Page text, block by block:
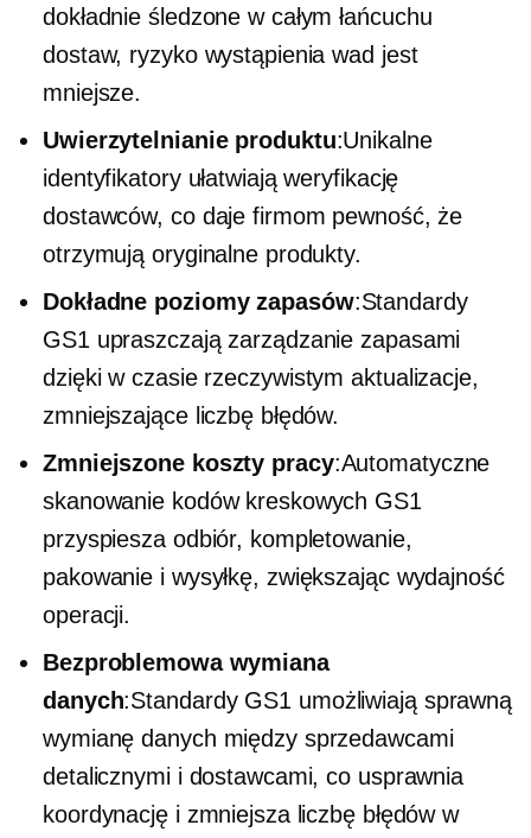
dokładnie śledzone w całym łańcuchu
dostaw, ryzyko wystąpienia wad jest
mniejsze.
Uwierzytelnianie produktu:Unikalne
identyfikatory ułatwiają weryfikację
dostawców, co daje firmom pewność, że
otrzymują oryginalne produkty.
Dokładne poziomy zapasów:Standardy
GS1 upraszczają zarządzanie zapasami
dziękiw czasie rzeczywistym aktualizacje,
zmniejszające liczbę błędów.
Zmniejszone koszty pracy:Automatyczne
skanowanie kodów kreskowych GS1
przyspiesza odbiór, kompletowanie,
pakowanie i wysyłkę, zwiększając wydajność
operacji.
Bezproblemowa wymiana
danych:Standardy GS1 umożliwiają sprawną
wymianę danych między sprzedawcami
detalicznymi i dostawcami, co usprawnia
koordynację i zmniejsza liczbę błędów w